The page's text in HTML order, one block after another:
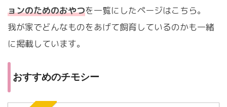
ョンのためのおやつを一覧にしたページはこちら。
我が家でどんなものをあげて飼育しているのかも一緒
に掲載しています。
おすすめのチモシー